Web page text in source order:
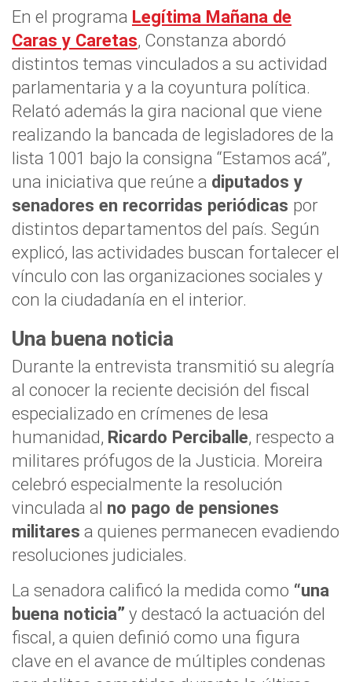
En el programa Legítima Mañana de
Caras y Caretas, Constanza abordó
distintos temas vinculados a su actividad
parlamentaria y a la coyuntura política.
Relató además la gira nacional que viene
realizando la bancada de legisladores de la
lista 1001 bajo la consigna “Estamos acá”,
una iniciativa que reúne a diputados y
senadores en recorridas periódicas por
distintos departamentos del país. Según
explicó, las actividades buscan fortalecer el
vínculo con las organizaciones sociales y
con la ciudadanía en el interior.
Una buena noticia
Durante la entrevista transmitió su alegría
al conocer la reciente decisión del fiscal
especializado en crímenes de lesa
humanidad, Ricardo Perciballe, respecto a
militares prófugos de la Justicia. Moreira
celebró especialmente la resolución
vinculada al no pago de pensiones
militares a quienes permanecen evadiendo
resoluciones judiciales.
La senadora calificó la medida como “una
buena noticia” y destacó la actuación del
fiscal, a quien definió como una figura
clave en el avance de múltiples condenas